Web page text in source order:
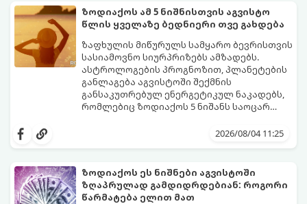
სურვილების გადადებასა და ხარჯების
მკაცრ კონტროლს. თუმცა, ახლა სიტუაცია
თანდათან შეიცვლება.
პრობლემები, რომლებიც უსასრულო
გეგონათ, უკან დაიხევს, ამასთან ერთად კი
გაჩნდება მეტი ნდობა მომავლის მიმართ.
რთული პერიოდის შემდეგ ეს ნიშნები
შეძლებენ ამოისუნთქონ და დაინახონ
ახალი შესაძლებლობები.
ზოდიაქოს ამ 5 ნიშნისთვის აგვისტო
წლის ყველაზე ბედნიერი თვე გახდება
ზაფხულის მიწურულს სამყარო ბევრისთვის
სასიამოვნო სიურპრიზებს ამზადებს.
ასტროლოგების პროგნოზით, პლანეტების
განლაგება აგვისტოში შექმნის
განსაკუთრებულ ენერგეტიკულ ნაკადებს,
რომლებიც ზოდიაქოს 5 ნიშანს საოცარ
ყველაზე ბედნიერი თვე აღმოჩნდება.
2026/08/04 11:25
ზოდიაქოს ეს ნიშნები აგვისტოში
ზღაპრულად გამდიდრდებიან: როგორი
წარმატება ელით მათ